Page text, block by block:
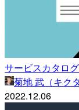
サービスカタロ
菊地 武（キク
2022.12.06